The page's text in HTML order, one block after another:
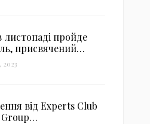
листопаді пройде
присвячений…
від Experts Club
Group…